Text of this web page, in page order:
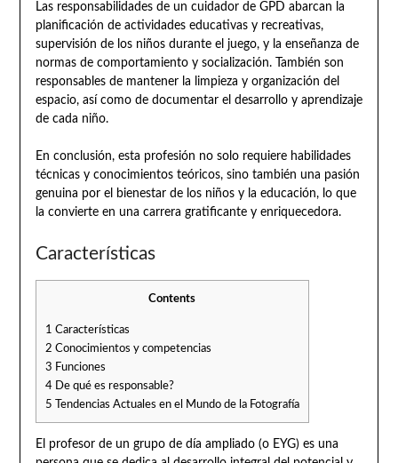
Las responsabilidades de un cuidador de GPD abarcan la
planificación de actividades educativas y recreativas,
supervisión de los niños durante el juego, y la enseñanza de
normas de comportamiento y socialización. También son
responsables de mantener la limpieza y organización del
espacio, así como de documentar el desarrollo y aprendizaje
de cada niño.
En conclusión, esta profesión no solo requiere habilidades
técnicas y conocimientos teóricos, sino también una pasión
genuina por el bienestar de los niños y la educación, lo que
la convierte en una carrera gratificante y enriquecedora.
Características
Contents
1 Características
2 Conocimientos y competencias
3 Funciones
4De qué es responsable?
5 Tendencias Actuales en el Mundo de la Fotografía
El profesor de un grupo de día ampliado (o EYG) es una